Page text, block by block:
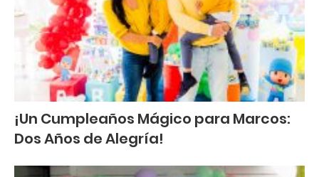
¡Un Cumpleaños Mágico para Marcos:
Dos Años de Alegría!